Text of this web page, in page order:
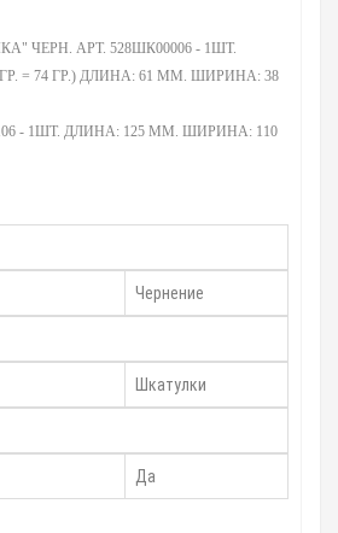
ЧЕРН. АРТ. 528ШК00006 - 1ШТ.
= 74 ГР.) ДЛИНА: 61 ММ. ШИРИНА: 38
- 1ШТ. ДЛИНА: 125 ММ. ШИРИНА: 110
Чернение
Шкатулки
Да